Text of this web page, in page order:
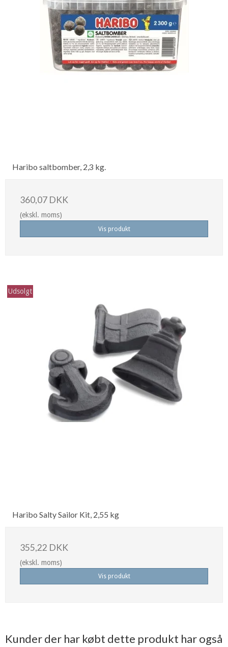
Haribo saltbomber, 2,3 kg.
360,07 DKK
(ekskl. moms)
Vis produkt
Udsolgt
Haribo Salty Sailor Kit, 2,55 kg
355,22 DKK
(ekskl. moms)
Vis produkt
Kunder der har købt dette produkt har også